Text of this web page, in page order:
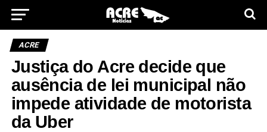
ACRE
Justiça do Acre decide que
ausência de lei municipal não
impede atividade de motorista
da Uber